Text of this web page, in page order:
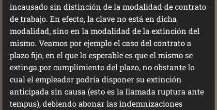
incausado sin distinción de la modalidad de contrato
de trabajo. En efecto, la clave no está en dicha
modalidad, sino en la modalidad de la extinción del
mismo. Veamos por ejemplo el caso del contrato a
plazo fijo, en el que lo esperable es que el mismo se
extinga por cumplimiento del plazo, no obstante lo
cual el empleador podría disponer su extinción
anticipada sin causa (esto es la llamada ruptura ante
tempus), debiendo abonar las indemnizaciones